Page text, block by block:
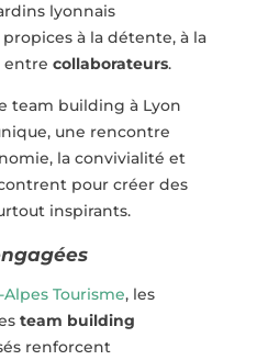
lyonnais
à la détente, à la
entre collaborateurs.
team building à Lyon
une rencontre
la convivialité et
pour créer des
inspirants.
Tourisme, les
team building
renforcent